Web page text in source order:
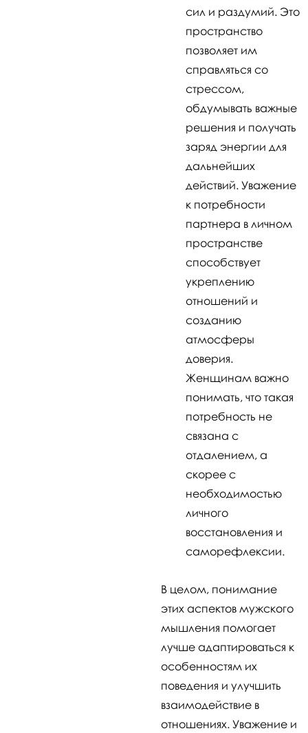
сил и раздумий. Это
пространство
позволяет им
справляться со
стрессом,
обдумывать важные
решения и получать
заряд энергии для
дальнейших
действий. Уважение
к потребности
партнера в личном
пространстве
способствует
укреплению
отношений и
созданию
атмосферы
доверия.
Женщинам важно
понимать, что такая
потребность не
связана с
отдалением, а
скорее с
необходимостью
личного
восстановления и
саморефлексии.
В целом, понимание
этих аспектов мужского
мышления помогает
лучше адаптироваться к
особенностям их
поведения и улучшить
взаимодействие в
отношениях. Уважение и